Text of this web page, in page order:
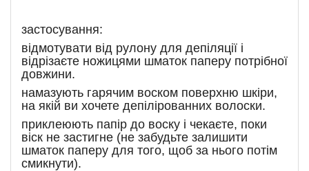
застосування:
відмотувати від рулону для депіляції і
відрізаєте ножицями шматок паперу потрібної
довжини.
намазують гарячим воском поверхню шкіри,
на якій ви хочете депілірованних волоски.
приклеюють папір до воску і чекаєте, поки
віск не застигне (не забудьте залишити
шматок паперу для того, щоб за нього потім
смикнути).